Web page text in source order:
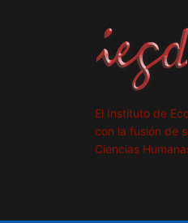
El Instituto de
con la fusión de
Ciencias